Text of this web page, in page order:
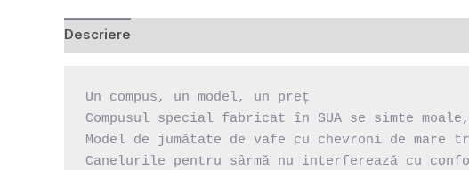
Descriere
Un compus, un model, un preț
Compusul special fabricat în SUA se simte
Model de jumătate de vafe cu chevroni de mare
Canelurile pentru sârmă nu interferează cu